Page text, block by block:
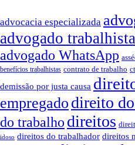
advocacia especializada
advogado trabalhista
advogado WhatsApp
benefícios trabalhistas contrato de trabalho
demissão por justa causa
empregado direito
do trabalho direitos
idoso direitos do trabalhador direitos